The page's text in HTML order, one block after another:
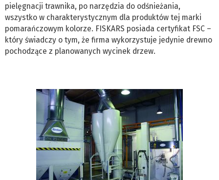
pielęgnacji trawnika, po narzędzia do odśnieżania,
wszystko w charakterystycznym dla produktów tej marki
pomarańczowym kolorze. FISKARS posiada certyfikat FSC –
który świadczy o tym, że firma wykorzystuje jedynie drewno
pochodzące z planowanych wycinek drzew.